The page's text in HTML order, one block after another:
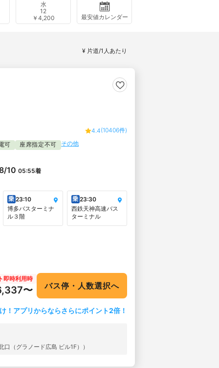
水
12
￥4,200
最安値カレンダー
¥ 片道/1人あたり
4.4(10406件)
可 座席指定不可 その他
8/10 05:55着
乗 23:10
博多バスターミナ
ル３階
乗 23:30
西鉄天神高速バス
ターミナル
即時利用時
〜 バス停・人数選択へ
！アプリからならさらにポイント2倍！
（グラノード広島 ビル1F））